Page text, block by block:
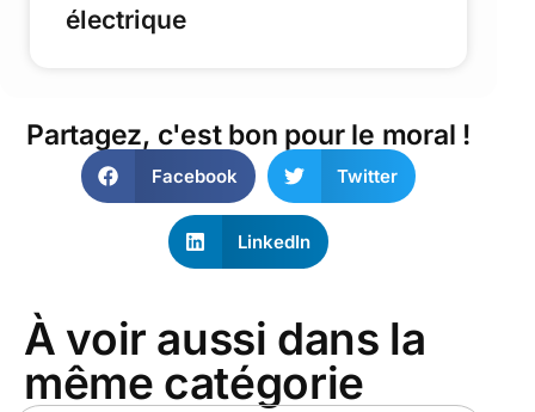
électrique
Partagez, c'est bon pour le moral !
Facebook Twitter
LinkedIn
À voir aussi dans la
même catégorie